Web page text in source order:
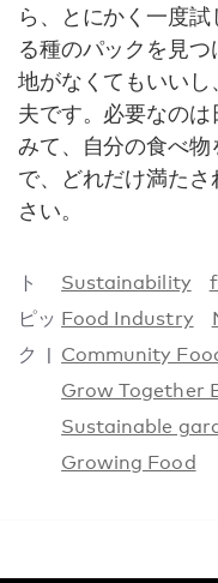
ら、とにかく一度
る種のパックを見
地がなくてもいい
夫です。必要なの
みて、自分の食べ
で、どれだけ満た
さい。
ト
ピッ
ク
Sustainability
Food Industry
Community
Grow Together
Sustainable
Growing Food